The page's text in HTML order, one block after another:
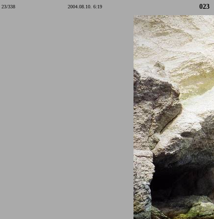
23/338 2004.08.10. 6:19 023